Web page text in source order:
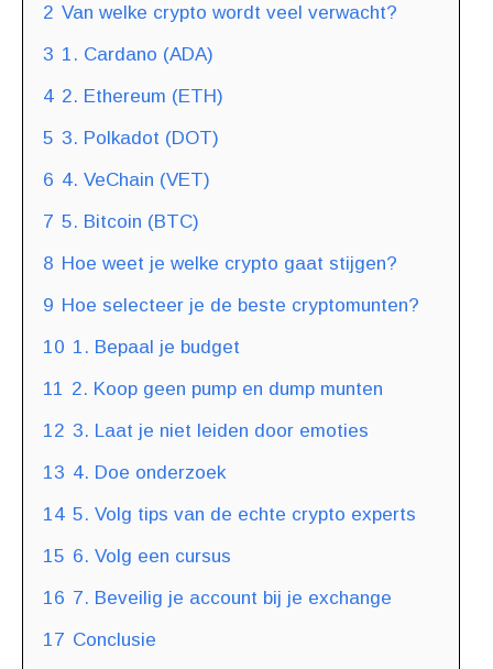
2 Van welke crypto wordt veel verwacht?
3 1. Cardano (ADA)
4 2. Ethereum (ETH)
5 3. Polkadot (DOT)
6 4. VeChain (VET)
7 5. Bitcoin (BTC)
8 Hoe weet je welke crypto gaat stijgen?
9 Hoe selecteer je de beste cryptomunten?
10 1. Bepaal je budget
11
2. Koop geen pump en dump munten
12 3. Laat je niet leiden door emoties
13 4. Doe onderzoek
14 5. Volg tips van de echte crypto experts
15 6. Volg een cursus
16 7. Beveilig je account bij je exchange
17 Conclusie